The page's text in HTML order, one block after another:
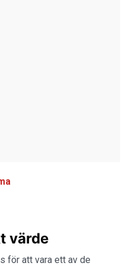
värde
för att vara ett av de